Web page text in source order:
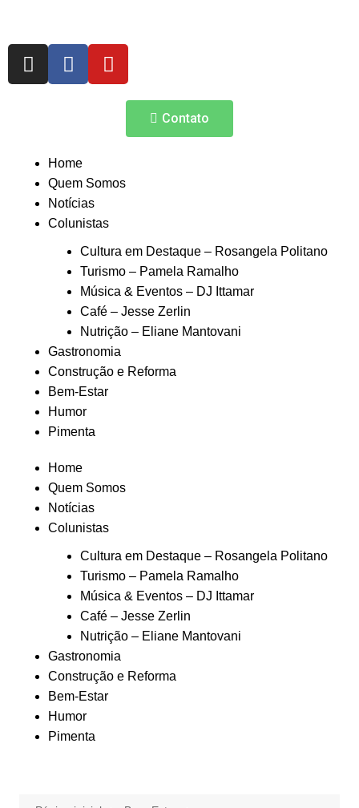
Contato
Home
Quem Somos
Notícias
Colunistas
Cultura em Destaque – Rosangela Politano
Turismo – Pamela Ramalho
Música & Eventos – DJ Ittamar
Café – Jesse Zerlin
Nutrição – Eliane Mantovani
Gastronomia
Construção e Reforma
Bem-Estar
Humor
Pimenta
Home
Quem Somos
Notícias
Colunistas
Cultura em Destaque – Rosangela Politano
Turismo – Pamela Ramalho
Música & Eventos – DJ Ittamar
Café – Jesse Zerlin
Nutrição – Eliane Mantovani
Gastronomia
Construção e Reforma
Bem-Estar
Humor
Pimenta